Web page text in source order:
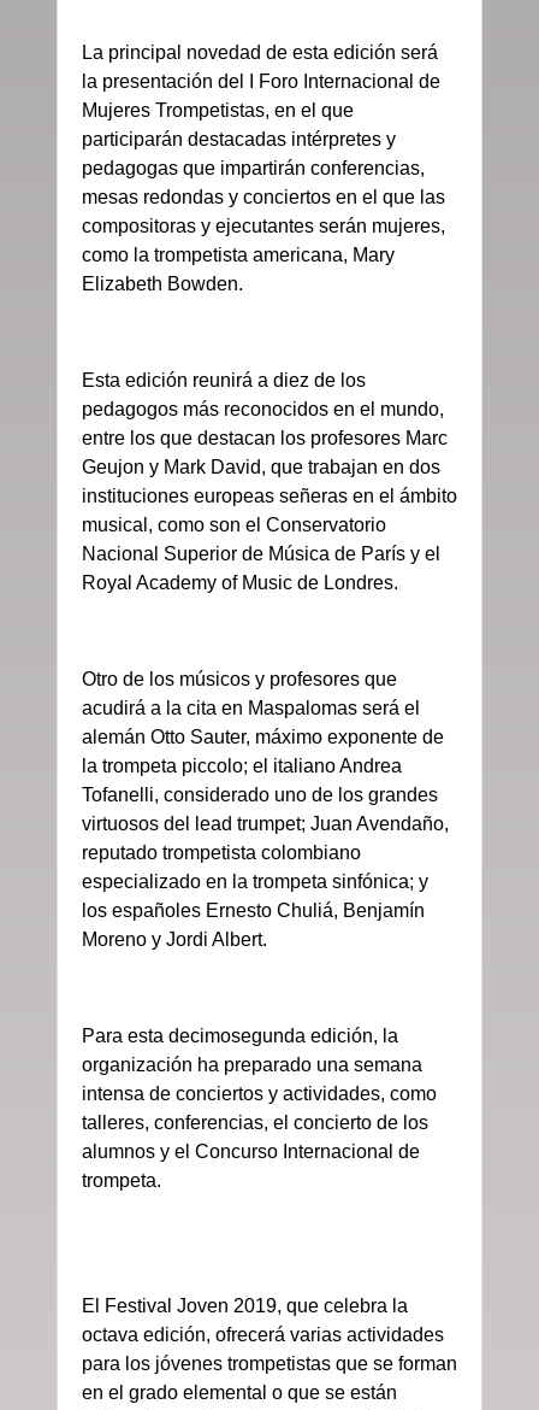
La principal novedad de esta edición será
la presentación del I Foro Internacional de
Mujeres Trompetistas, en el que
participarán destacadas intérpretes y
pedagogas que impartirán conferencias,
mesas redondas y conciertos en el que las
compositoras y ejecutantes serán mujeres,
como la trompetista americana, Mary
Elizabeth Bowden.
Esta edición reunirá a diez de los
pedagogos más reconocidos en el mundo,
entre los que destacan los profesores Marc
Geujon y Mark David, que trabajan en dos
instituciones europeas señeras en el ámbito
musical, como son el Conservatorio
Nacional Superior de Música de París y el
Royal Academy of Music de Londres.
Otro de los músicos y profesores que
acudirá a la cita en Maspalomas será el
alemán Otto Sauter, máximo exponente de
la trompeta piccolo; el italiano Andrea
Tofanelli, considerado uno de los grandes
virtuosos del lead trumpet; Juan Avendaño,
reputado trompetista colombiano
especializado en la trompeta sinfónica; y
los españoles Ernesto Chuliá, Benjamín
Moreno y Jordi Albert.
Para esta decimosegunda edición, la
organización ha preparado una semana
intensa de conciertos y actividades, como
talleres, conferencias, el concierto de los
alumnos y el Concurso Internacional de
trompeta.
El Festival Joven 2019, que celebra la
octava edición, ofrecerá varias actividades
para los jóvenes trompetistas que se forman
en el grado elemental o que se están